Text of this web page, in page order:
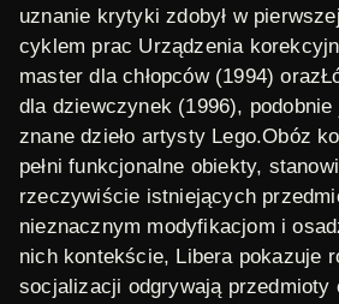
uznanie krytyki zdobył w
cyklem prac Urządzenia
master dla chłopców (1994) oraz
dla dziewczynek (1996),
znane dzieło artysty Lego.Obóz
pełni funkcjonalne obiekty,
rzeczywiście istniejących
nieznacznym modyfikacjom i
nich kontekście, Libera pokazuje
socjalizacji odgrywają przedmioty